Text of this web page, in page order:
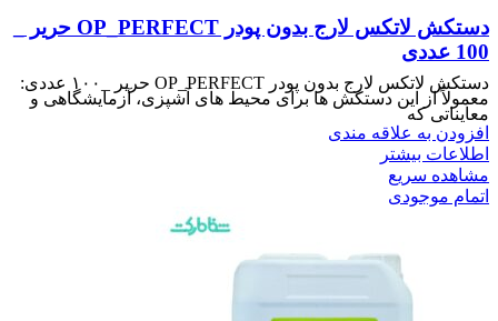
دستکش لاتکس لارج بدون پودر OP_PERFECT حریر _
100 عددی
دستکش لاتکس لارج بدون پودر OP_PERFECT حریر _۱۰۰ عددی:
معمولاً از این دستکش ها برای محیط های آشپزی، آزمایشگاهی و
معایناتی که
افزودن به علاقه مندی
اطلاعات بیشتر
مشاهده سریع
اتمام موجودی